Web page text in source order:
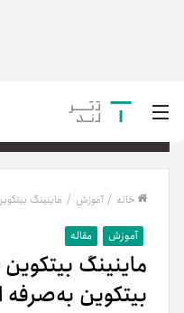
خانه / آموزش / ماینینگ
آموزش مقاله
ماینینگ
بیتکوین